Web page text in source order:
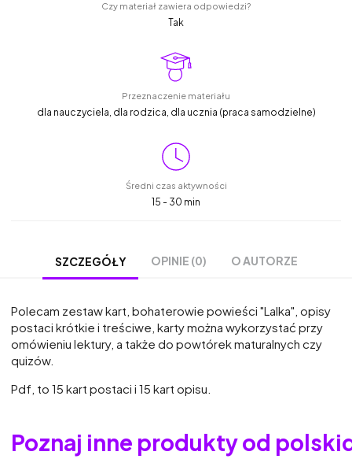
Czy materiał zawiera odpowiedzi?
Tak
Przeznaczenie materiału
dla nauczyciela, dla rodzica, dla ucznia (praca samodzielne)
Średni czas aktywności
15 - 30 min
SZCZEGÓŁY OPINIE (0) O AUTORZE
Polecam zestaw kart, bohaterowie powieści "Lalka", opisy
postaci krótkie i treściwe, karty można wykorzystać przy
omówieniu lektury, a także do powtórek maturalnych czy
quizów.
Pdf, to 15 kart postaci i 15 kart opisu.
Poznaj inne produkty od